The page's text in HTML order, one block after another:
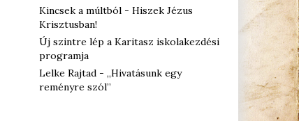
Kincsek a múltból - Hiszek Jézus
Krisztusban!
Új szintre lép a Karitasz iskolakezdési
programja
Lelke Rajtad - „Hivatásunk egy
reményre szól”